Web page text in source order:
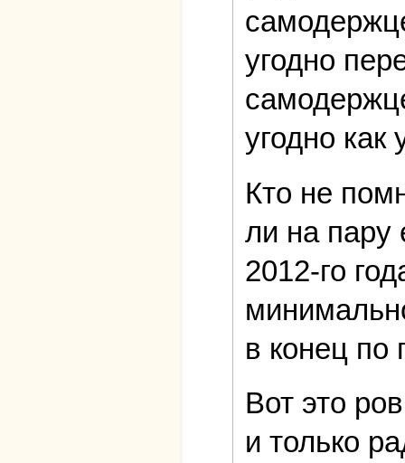
угодно
угодно как
Кто не
ли на пару
2012-го
в конец по
Вот это
и только